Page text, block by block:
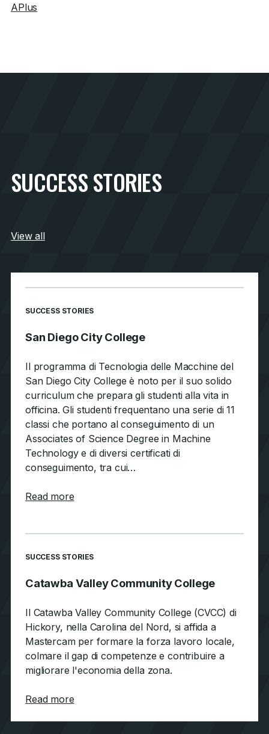
APlus
SUCCESS STORIES
View all
SUCCESS STORIES
San Diego City College
Il programma di Tecnologia delle Macchine del
San Diego City College è noto per il suo solido
curriculum che prepara gli studenti alla vita in
officina. Gli studenti frequentano una serie di 11
classi che portano al conseguimento di un
Associates of Science Degree in Machine
Technology e di diversi certificati di
conseguimento, tra cui…
Read moreabout San Diego City College
SUCCESS STORIES
Catawba Valley Community College
Il Catawba Valley Community College (CVCC) di
Hickory, nella Carolina del Nord, si affida a
Mastercam per formare la forza lavoro locale,
colmare il gap di competenze e contribuire a
migliorare l'economia della zona.
Read moreabout Catawba Valley Community College